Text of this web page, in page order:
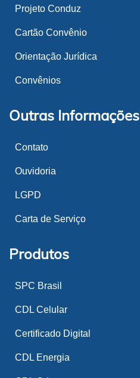
Projeto Conduz
Cartão Convênio
Orientação Jurídica
Convênios
Outras Informações
Contato
Ouvidoria
LGPD
Carta de Serviço
Produtos
SPC Brasil
CDL Celular
Certificado Digital
CDL Energia